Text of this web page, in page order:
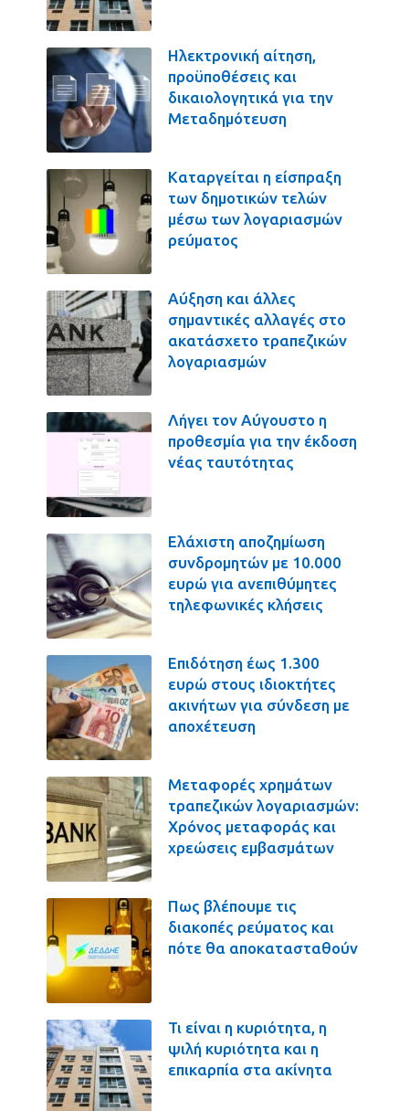
Ηλεκτρονική αίτηση,
προϋποθέσεις και
δικαιολογητικά για την
Μεταδημότευση
Καταργείται η είσπραξη
των δημοτικών τελών
μέσω των λογαριασμών
ρεύματος
Αύξηση και άλλες
σημαντικές αλλαγές στο
ακατάσχετο τραπεζικών
λογαριασμών
Λήγει τον Αύγουστο η
προθεσμία για την έκδοση
νέας ταυτότητας
Ελάχιστη αποζημίωση
συνδρομητών με 10.000
ευρώ για ανεπιθύμητες
τηλεφωνικές κλήσεις
Επιδότηση έως 1.300
ευρώ στους ιδιοκτήτες
ακινήτων για σύνδεση με
αποχέτευση
Μεταφορές χρημάτων
τραπεζικών λογαριασμών:
Χρόνος μεταφοράς και
χρεώσεις εμβασμάτων
Πως βλέπουμε τις
διακοπές ρεύματος και
πότε θα αποκατασταθούν
Τι είναι η κυριότητα, η
ψιλή κυριότητα και η
επικαρπία στα ακίνητα